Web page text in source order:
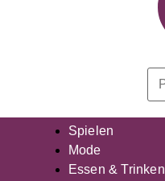
Spielen
Mode
Essen & Trinken